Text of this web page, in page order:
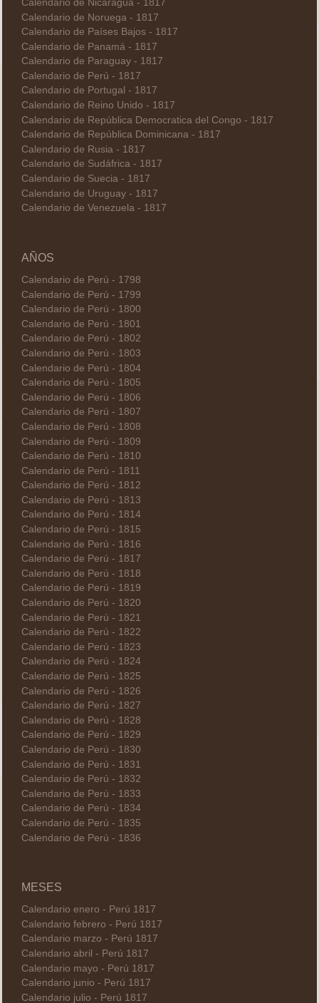
Calendario de Nicaragua - 1817
Calendario de Noruega - 1817
Calendario de Países Bajos - 1817
Calendario de Panamá - 1817
Calendario de Paraguay - 1817
Calendario de Perú - 1817
Calendario de Portugal - 1817
Calendario de Reino Unido - 1817
Calendario de República Democratica del Congo - 1817
Calendario de República Dominicana - 1817
Calendario de Rusia - 1817
Calendario de Sudáfrica - 1817
Calendario de Suecia - 1817
Calendario de Uruguay - 1817
Calendario de Venezuela - 1817
AÑOS
Calendario de Perú - 1798
Calendario de Perú - 1799
Calendario de Perú - 1800
Calendario de Perú - 1801
Calendario de Perú - 1802
Calendario de Perú - 1803
Calendario de Perú - 1804
Calendario de Perú - 1805
Calendario de Perú - 1806
Calendario de Perú - 1807
Calendario de Perú - 1808
Calendario de Perú - 1809
Calendario de Perú - 1810
Calendario de Perú - 1811
Calendario de Perú - 1812
Calendario de Perú - 1813
Calendario de Perú - 1814
Calendario de Perú - 1815
Calendario de Perú - 1816
Calendario de Perú - 1817
Calendario de Perú - 1818
Calendario de Perú - 1819
Calendario de Perú - 1820
Calendario de Perú - 1821
Calendario de Perú - 1822
Calendario de Perú - 1823
Calendario de Perú - 1824
Calendario de Perú - 1825
Calendario de Perú - 1826
Calendario de Perú - 1827
Calendario de Perú - 1828
Calendario de Perú - 1829
Calendario de Perú - 1830
Calendario de Perú - 1831
Calendario de Perú - 1832
Calendario de Perú - 1833
Calendario de Perú - 1834
Calendario de Perú - 1835
Calendario de Perú - 1836
MESES
Calendario enero - Perú 1817
Calendario febrero - Perú 1817
Calendario marzo - Perú 1817
Calendario abril - Perú 1817
Calendario mayo - Perú 1817
Calendario junio - Perú 1817
Calendario julio - Perú 1817